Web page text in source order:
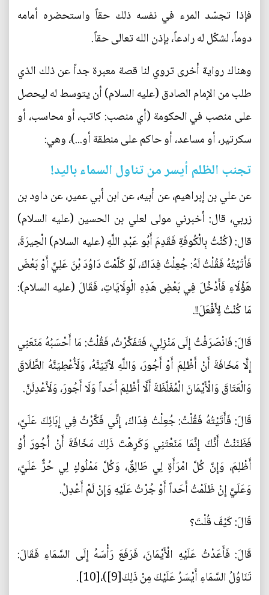
فإذا تجسّد المرء في نفسه ذلك حقاً واستحضره أمامه
دوماً، لشكّل له رادعاً، بإذن الله تعالى حقاً.
وهناك رواية أخرى تروي لنا قصة معبرة جداً عن ذلك الذي
طلب من الإمام الصادق (عليه السلام) أن يتوسط له ليحصل
على منصب في الحكومة (أي منصب: كاتب، أو محاسب، أو
سكرتير، أو مساعد، أو حاكم على منطقة أو...)، وهي:
تجنب الظلم أيسر من تناول السماء باليد!
عن علي بن إبراهيم، عن أبيه، عن ابن أبي عمير، عن داود بن
زربي، قال: أخبرني مولى لعلي بن الحسين (عليه السلام)
قال: (كُنْتُ بِالْكُوفَةِ فَقَدِمَ أَبُو عَبْدِ اللَّهِ (عليه السلام) الْحِيرَةَ،
فَأَتَيْتُهُ فَقُلْتُ لَهُ: جُعِلْتُ فِدَاكَ، لَوْ كَلَّمْتَ دَاوُدَ بْنَ عَلِيٍّ أَوْ بَعْضَ
هَؤُلَاءِ فَأَدْخُلَ فِي بَعْضِ هَذِهِ الْوِلَايَاتِ، فَقَالَ (عليه السلام):
مَا كُنْتُ لِأَفْعَلَ!!.
قَالَ: فَانْصَرَفْتُ إِلَى مَنْزِلِي، فَتَفَكَّرْتُ، فَقُلْتُ: مَا أَحْسَبُهُ مَنَعَنِي‏
إِلَّا مَخَافَةَ أَنْ‏ أَظْلِمَ‏ أَوْ أَجُورَ، وَاللَّهِ لآَتِيَنَّهُ، وَلَأُعْطِيَنَّهُ الطَّلَاقَ
وَالْعَتَاقَ وَالْأَيْمَانَ الْمُغَلَّظَةَ أَلَّا أَظْلِمَ أَحَداً وَلَا أَجُورَ، وَلَأَعْدِلَنَّ.
قَالَ: فَأَتَيْتُهُ فَقُلْتُ: جُعِلْتُ فِدَاكَ، إِنِّي فَكَّرْتُ فِي إِبَائِكَ عَلَيَّ،
فَظَنَنْتُ أَنَّكَ إِنَّمَا مَنَعْتَنِي وَكَرِهْتَ ذَلِكَ مَخَافَةَ أَنْ أَجُورَ أَوْ
أَظْلِمَ، وَإِنَّ كُلَّ امْرَأَةٍ لِي طَالِقٌ، وَكُلَّ مَمْلُوكٍ لِي حُرٌّ عَلَيَّ،
وَعَلَيَّ إِنْ ظَلَمْتُ أَحَداً أَوْ جُرْتُ عَلَيْهِ وَإِنْ لَمْ أَعْدِلْ.
قَالَ: كَيْفَ قُلْتَ؟
قَالَ: فَأَعَدْتُ عَلَيْهِ الْأَيْمَانَ، فَرَفَعَ رَأْسَهُ إِلَى السَّمَاءِ فَقَالَ:
تَنَاوُلُ السَّمَاءِ أَيْسَرُ عَلَيْكَ مِنْ ذَلِكَ[9])،[10].